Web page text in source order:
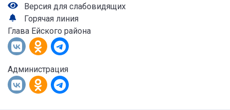
Версия для слабовидящих
Горячая линия
Глава Ейского района
Администрация